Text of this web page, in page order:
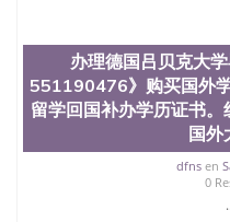
551190476国外本科毕
551190476国外大学文
国外文凭可找工作QQ微
证QQ微信551190476办
551190476国外编号查
文凭要交定金吗QQ微信
QQ微信551190476网上
551190476学士学位证
办理德国吕贝克大
551190476》购买国外
留学回国补办学历证书
国外
dfnsen
0